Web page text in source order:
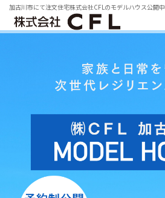
加古川市にて注文住宅株式会社CFLのモデルハウス公開中